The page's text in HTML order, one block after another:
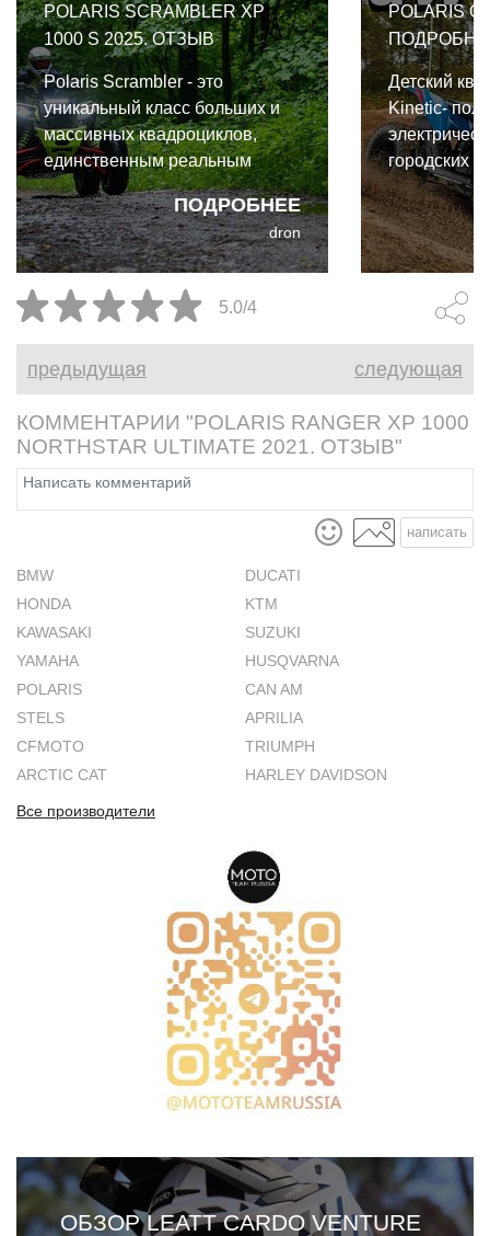
POLARIS SCRAMBLER XP
1000 S 2025. ОТЗЫВ
ПОДРОБНЕЕ
Polaris Scrambler - это
уникальный класс больших и
массивных квадроциклов,
единственным реальным
конкурентом которым можно
назвать Can-Am Renegade X.
dron
POLARIS
Детский
Kinetic-
городских
По крайней
марка,
Polaris.
5.0/4
предыдущая следующая
КОММЕНТАРИИ "POLARIS RANGER XP 1000
NORTHSTAR ULTIMATE 2021. ОТЗЫВ"
написать
BMW
DUCATI
HONDA
KTM
KAWASAKI
SUZUKI
YAMAHA
HUSQVARNA
POLARIS
CAN AM
STELS
APRILIA
CFMOTO
TRIUMPH
ARCTIC CAT
HARLEY DAVIDSON
Все производители
ОБЗОР LEATT CARDO VENTURE